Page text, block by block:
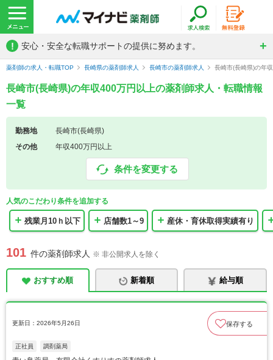
! 安心・安全な転職サポートの提供に努めます。
薬剤師の求人・転職TOP 長崎県の薬剤師求人 長崎市の薬剤師求人 長崎市(長崎県)の年
長崎市(長崎県)の年収400万円以上の薬剤師求人・転職情報
一覧
勤務地
長崎市(長崎県)
その他
年収400万円以上
条件を変更する
人気のこだわり条件を追加する
残業月10ｈ以下 店舗数1～9 産休・育休取得実績有り
101 件の薬剤師求人 ※ 非公開求人を除く
おすすめ順 新着順 給与順
更新日：2026年5月26日 保存する
正社員 調剤薬局